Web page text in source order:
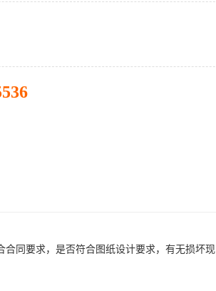
同要求，是否符合图纸设计要求，有无损坏现